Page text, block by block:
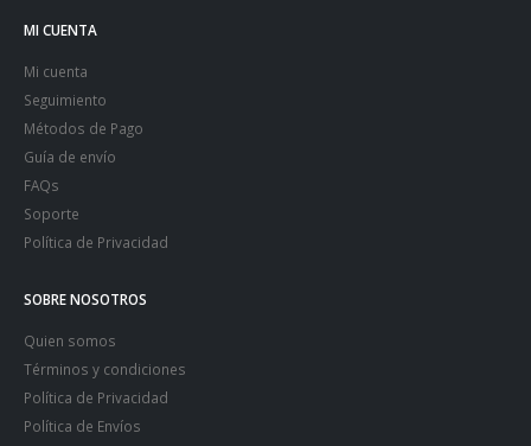
MI CUENTA
Mi cuenta
Seguimiento
Métodos de Pago
Guía de envío
FAQs
Soporte
Política de Privacidad
SOBRE NOSOTROS
Quien somos
Términos y condiciones
Política de Privacidad
Política de Envíos